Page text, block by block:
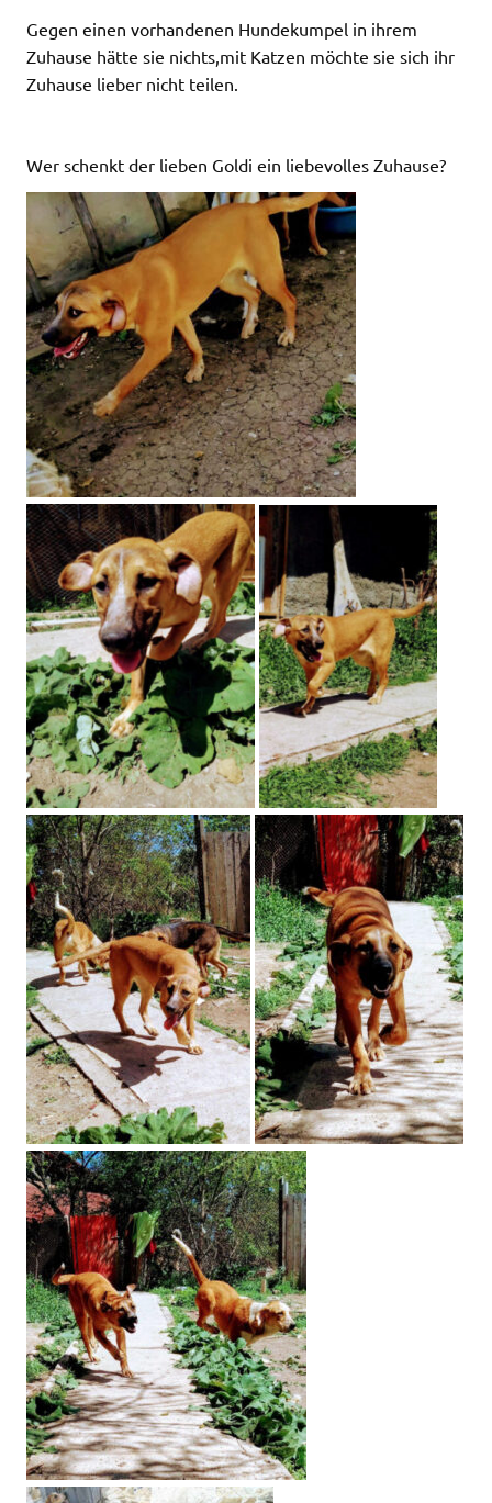
Gegen einen vorhandenen Hundekumpel in ihrem
Zuhause hätte sie nichts,mit Katzen möchte sie sich ihr
Zuhause lieber nicht teilen.
Wer schenkt der lieben Goldi ein liebevolles Zuhause?